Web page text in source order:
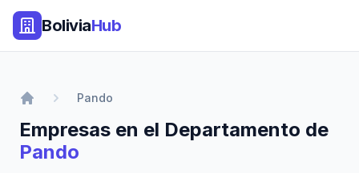
BoliviaHub
Pando
Empresas en el Departamento de
Pando